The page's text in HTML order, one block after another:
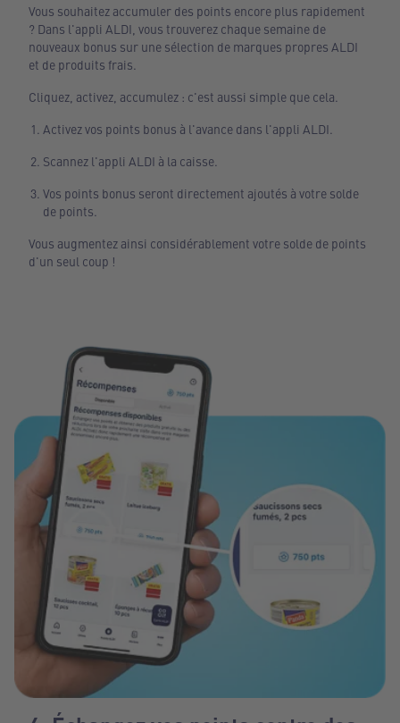
Vous souhaitez accumuler des points encore plus rapidement
? Dans l'appli ALDI, vous trouverez chaque semaine de
nouveaux bonus sur une sélection de marques propres ALDI
et de produits frais.
Cliquez, activez, accumulez : c'est aussi simple que cela.
Activez vos points bonus à l'avance dans l'appli ALDI.
Scannez l'appli ALDI à la caisse.
Vos points bonus seront directement ajoutés à votre solde
de points.
Vous augmentez ainsi considérablement votre solde de points
d'un seul coup !